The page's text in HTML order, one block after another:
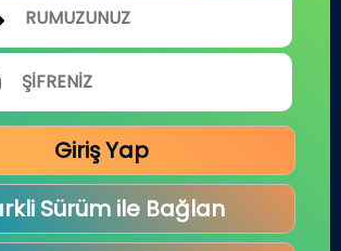
Giriş Yap
Sürüm ile Bağlan